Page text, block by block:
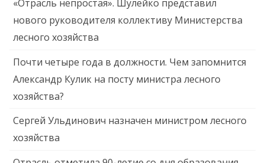
«Отрасль непростая». Шулейко представил
нового руководителя коллективу Министерства
лесного хозяйства
Почти четыре года в должности. Чем запомнится
Александр Кулик на посту министра лесного
хозяйства?
Сергей Ульдинович назначен министром лесного
хозяйства